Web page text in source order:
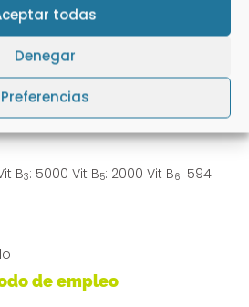
todas
Denegar
Preferencias
PLAN®Multivitamins +:
1 2 3 5 6 12
bruta: 8,1% Ceniza bruta:
B3: 5000 Vit B5: 2000 Vit B6: 594
de empleo